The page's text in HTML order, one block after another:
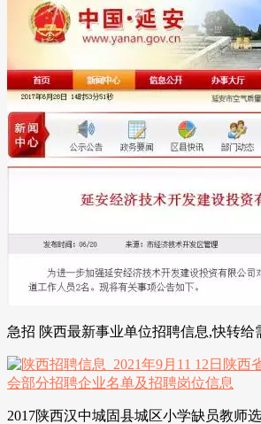
急招 陕西最新事业单位招聘信息,快转给
2017陕西汉中城固县城区小学缺员教师